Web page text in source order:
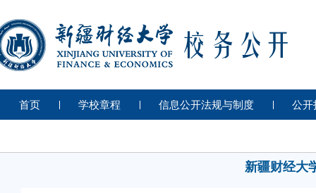
首页 学校章程 信息公开法规与制度 公开
新疆财经大